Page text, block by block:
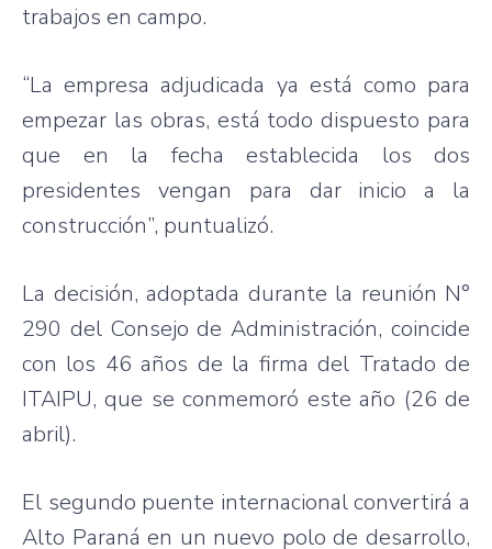
trabajos en campo.
“La empresa adjudicada ya está como para
empezar las obras, está todo dispuesto para
que en la fecha establecida los dos
presidentes vengan para dar inicio a la
construcción”, puntualizó.
La decisión, adoptada durante la reunión N°
290 del Consejo de Administración, coincide
con los 46 años de la firma del Tratado de
ITAIPU, que se conmemoró este año (26 de
abril).
El segundo puente internacional convertirá a
Alto Paraná en un nuevo polo de desarrollo,